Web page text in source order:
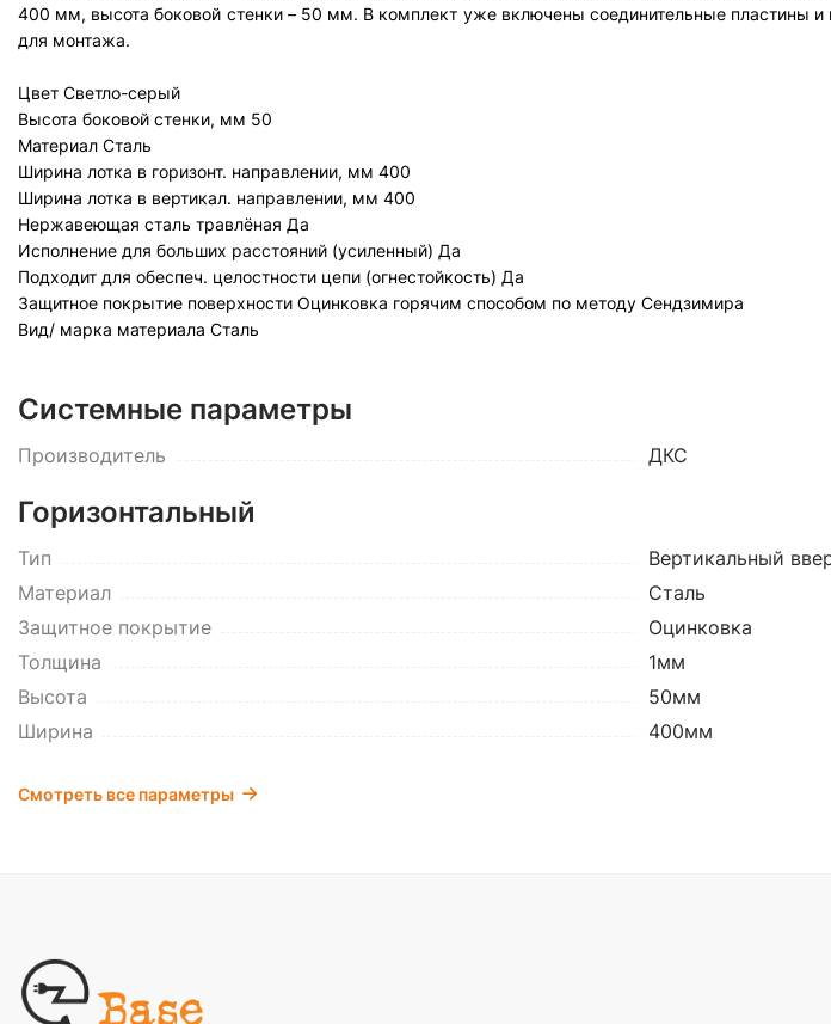
400 мм, высота боковой стенки – 50 мм. В комплект уже включены соединительные пластины
для монтажа.
Цвет Светло-серый
Высота боковой стенки, мм 50
Материал Сталь
Ширина лотка в горизонт. направлении, мм 400
Ширина лотка в вертикал. направлении, мм 400
Нержавеющая сталь травлёная Да
Исполнение для больших расстояний (усиленный) Да
Подходит для обеспеч. целостности цепи (огнестойкость) Да
Защитное покрытие поверхности Оцинковка горячим способом по методу Сендзимира
Вид/ марка материала Сталь
Системные параметры
Производитель ДКС
Горизонтальный
Тип
Вертикальный
Материал
Сталь
Защитное покрытие
Оцинковка
Толщина
1мм
Высота
50мм
Ширина
400мм
Смотреть все параметры